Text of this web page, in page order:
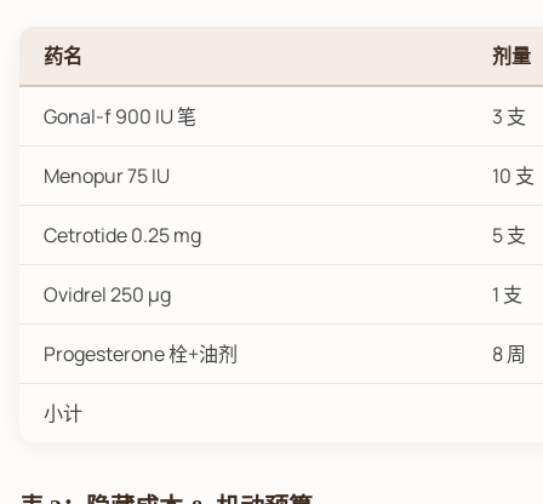
药名 剂量
Gonal-f 900 IU 笔 3 支
Menopur 75 IU 10 支
Cetrotide 0.25 mg 5 支
Ovidrel 250 μg 1 支
Progesterone 栓+油剂 8 周
小计